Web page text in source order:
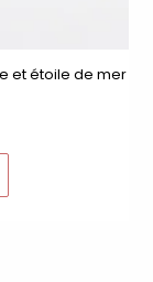
et étoile de mer